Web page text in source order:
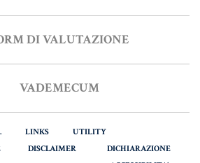
DI VALUTAZIONE
VADEMECUM
LINKS
UTILITY
DISCLAIMER
DICHIARAZIONE